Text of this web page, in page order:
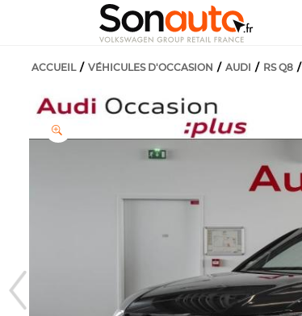
ACCUEIL VÉHICULES D'OCCASION AUDI RS Q8